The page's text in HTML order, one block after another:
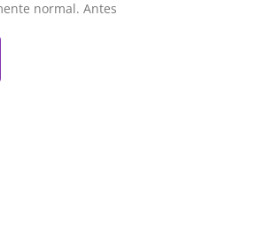
normal. Antes